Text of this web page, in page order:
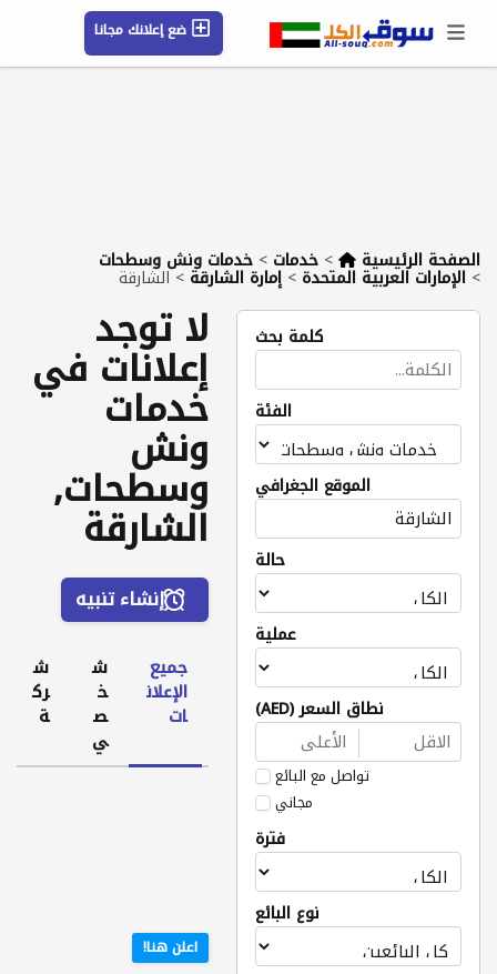
ضع إعلانك مجانا
حسابي / تسجيل
الصفحة الرئيسية > خدمات > خدمات ونش وسطحات
> الإمارات العربية المتحدة > إمارة الشارقة >الشارقة
كلمة بحث
الفئة
الموقع الجغرافي
حالة
عملية
نطاق السعر (AED)
تواصل مع البائع
مجاني
فترة
نوع البائع
لا توجد
إعلانات في
خدمات
ونش
وسطحات,
الشارقة
إنشاء تنبيه
جميع
الإعلان
ات
ش
خ
ص
ي
ش
رك
ة
اعلن هنا!